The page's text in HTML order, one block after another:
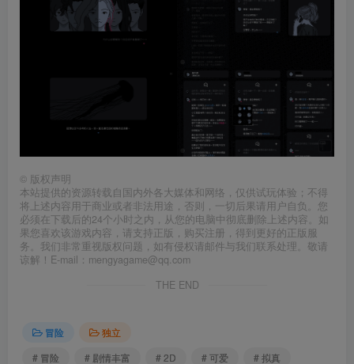
© 版权声明
本站提供的资源转载自国内外各大媒体和网络，仅供试玩体验；不得
将上述内容用于商业或者非法用途，否则，一切后果请用户自负。您
必须在下载后的24个小时之内，从您的电脑中彻底删除上述内容。如
果您喜欢该游戏内容，请支持正版，购买注册，得到更好的正版服
务。我们非常重视版权问题，如有侵权请邮件与我们联系处理。敬请
谅解！E-mail：mengyagame@qq.com
THE END
冒险
独立
# 冒险
# 剧情丰富 # 2D # 可爱
# 拟真